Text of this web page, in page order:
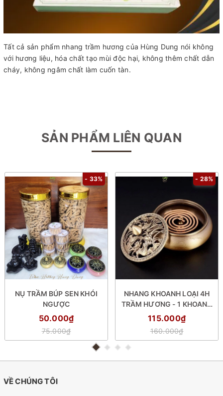
Tất cả sản phẩm nhang trầm hương của Hùng Dung nói không
với hương liệu, hóa chất tạo mùi độc hại, không thêm chất dẫn
cháy, không ngâm chất làm cuốn tàn.
SẢN PHẨM LIÊN QUAN
- 33%
NỤ TRẦM BÚP SEN KHÓI
NGƯỢC
50.000₫
75.000₫
- 28%
NHANG KHOANH LOẠI 4H
TRẦM HƯƠNG - 1 KHOANH
CHÁY 4H (HỘP 48 KHOANH)
115.000₫
160.000₫
VỀ CHÚNG TÔI